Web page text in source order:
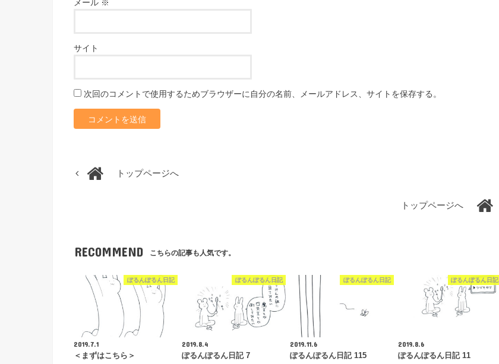
メール ※
サイト
次回のコメントで使用するためブラウザーに自分の名前、メールアドレス、サイトを保存する。
トップページへ
トップページへ
RECOMMEND こちらの記事も人気です。
ぽるんぽるん日記
2019.7.1
＜まずはこちら＞
ぽるんぽるん日記
2019.8.4
ぽるんぽるん日記 7
ぽるんぽるん日記
2019.11.6
ぽるんぽるん日記 115
ぽるんぽるん日記
2019.8.6
ぽるんぽるん日記 11